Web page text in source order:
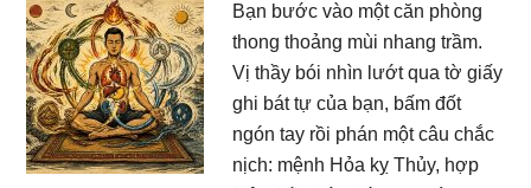
12
canh
giờ
dưới
góc
nhìn
Bạn bước vào một căn phòng
thong thoảng mùi nhang trầm.
Vị thầy bói nhìn lướt qua tờ giấy
ghi bát tự của bạn, bấm đốt
ngón tay rồi phán một câu chắc
nịch: mệnh Hỏa kỵ Thủy, hợp